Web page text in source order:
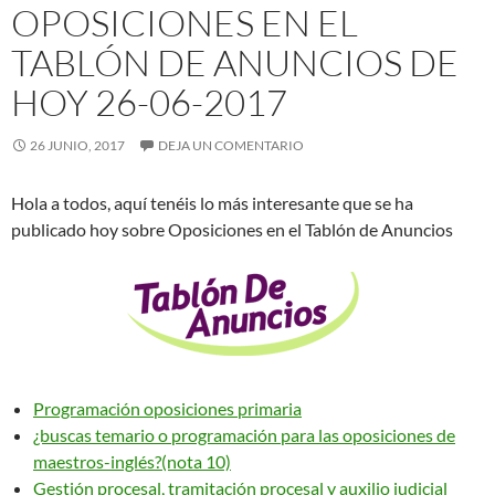
OPOSICIONES EN EL
TABLÓN DE ANUNCIOS DE
HOY 26-06-2017
26 JUNIO, 2017 DEJA UN COMENTARIO
Hola a todos, aquí tenéis lo más interesante que se ha
publicado hoy sobre Oposiciones en el Tablón de Anuncios
Programación oposiciones primaria
¿buscas temario o programación para las oposiciones de
maestros-inglés?(nota 10)
Gestión procesal, tramitación procesal y auxilio judicial